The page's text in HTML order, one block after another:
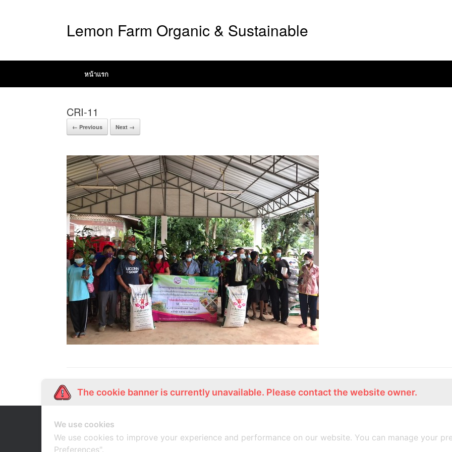
Lemon Farm Organic & Sustainable
หน้าแรก
CRI-11
← Previous Next →
Our Story
เกี่ยวกับเรา ช้อปออนไลน์ สมัครงาน ร้านอาหารอินทรีย์
The cookie banner is currently unavailable. Please contact the website owner.
We use cookies
We use cookies to improve your experience and performance on our website. You can manage your
Preferences".